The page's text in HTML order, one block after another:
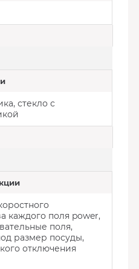
стекло с
каждого поля power,
поля,
размер посуды,
отключения